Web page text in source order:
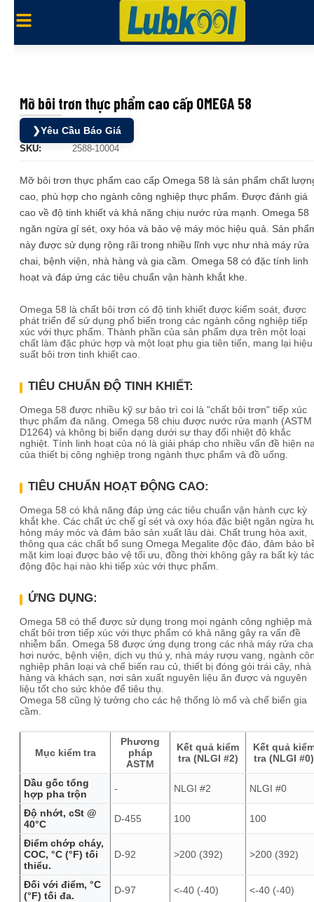
Mỡ bôi trơn thực phẩm cao cấp OMEGA 58
❯Yêu Cầu Báo Giá
SKU: 2588-10004
Mỡ bôi trơn thực phẩm cao cấp Omega 58 là sản phẩm chất
cao, phù hợp cho ngành công nghiệp thực phẩm. Được đánh giá
cao về độ tinh khiết và khả năng chịu nước rửa mạnh. Omega 58
ngăn ngừa gỉ sét, oxy hóa và bảo vệ máy móc hiệu quả. Sản
này được sử dụng rộng rãi trong nhiều lĩnh vực như nhà máy rửa
chai, bệnh viện, nhà hàng và gia cầm. Omega 58 có đặc tính linh
hoạt và đáp ứng các tiêu chuẩn vận hành khắt khe.
Omega 58 là chất bôi trơn có độ tinh khiết được kiểm soát, được
phát triển để sử dụng phổ biến trong các ngành công nghiệp tiếp
xúc với thực phẩm. Thành phần của sản phẩm dựa trên một loại
chất làm đặc phức hợp và một loạt phụ gia tiên tiến, mang lại hiệu
suất bôi trơn tinh khiết cao.
TIÊU CHUẨN ĐỘ TINH KHIẾT:
Omega 58 được nhiều kỹ sư bảo trì coi là "chất bôi trơn" tiếp xúc
thực phẩm đa năng. Omega 58 chịu được nước rửa mạnh (ASTM
D1264) và không bị biến dạng dưới sự thay đổi nhiệt độ khắc
nghiệt. Tính linh hoạt của nó là giải pháp cho nhiều vấn đề hiện
của thiết bị công nghiệp trong ngành thực phẩm và đồ uống.
TIÊU CHUẨN HOẠT ĐỘNG CAO:
Omega 58 có khả năng đáp ứng các tiêu chuẩn vận hành cực kỳ
khắt khe. Các chất ức chế gỉ sét và oxy hóa đặc biệt ngăn ngừa
hỏng máy móc và đảm bảo sản xuất lâu dài. Chất trung hòa axit,
thông qua các chất bổ sung Omega Megalite độc ​​đáo, đảm bảo
mặt kim loại được bảo vệ tối ưu, đồng thời không gây ra bất kỳ tác
động độc hại nào khi tiếp xúc với thực phẩm.
ỨNG DỤNG:
Omega 58 có thể được sử dụng trong mọi ngành công nghiệp mà
chất bôi trơn tiếp xúc với thực phẩm có khả năng gây ra vấn đề
nhiễm bẩn. Omega 58 được ứng dụng trong các nhà máy rửa
hơi nước, bệnh viện, dịch vụ thú y, nhà máy rượu vang, ngành
nghiệp phân loại và chế biến rau củ, thiết bị đóng gói trái cây, nhà
hàng và khách sạn, nơi sản xuất nguyên liệu ăn được và nguyên
liệu tốt cho sức khỏe để tiêu thụ.
Omega 58 cũng lý tưởng cho các hệ thống lò mổ và chế biến gia
cầm.
Mục kiểm tra
Phương
pháp
ASTM
Kết quả kiểm
tra (NLGI #2)
Kết quả
tra (NLGI #0)
Dầu gốc tổng
hợp pha trộn
- NLGI #2 NLGI #0
Độ nhớt, cSt @
40°C
D-455 100 100
Điểm chớp cháy,
COC, °C (°F) tối
thiểu.
D-92 >200 (392) >200 (392)
Đối với điểm, °C
(°F) tối đa.
D-97 <-40 (-40) <-40 (-40)